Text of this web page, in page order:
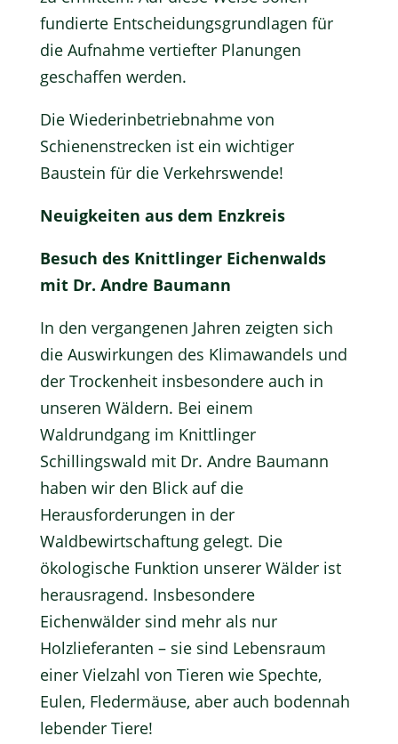
fundierte Entscheidungsgrundlagen für
die Aufnahme vertiefter Planungen
geschaffen werden.
Die Wiederinbetriebnahme von
Schienenstrecken ist ein wichtiger
Baustein für die Verkehrswende!
Neuigkeiten aus dem Enzkreis
Besuch des Knittlinger Eichenwalds
mit Dr. Andre Baumann
In den vergangenen Jahren zeigten sich
die Auswirkungen des Klimawandels und
der Trockenheit insbesondere auch in
unseren Wäldern. Bei einem
Waldrundgang im Knittlinger
Schillingswald mit Dr. Andre Baumann
haben wir den Blick auf die
Herausforderungen in der
Waldbewirtschaftung gelegt. Die
ökologische Funktion unserer Wälder ist
herausragend. Insbesondere
Eichenwälder sind mehr als nur
Holzlieferanten – sie sind Lebensraum
einer Vielzahl von Tieren wie Spechte,
Eulen, Fledermäuse, aber auch bodennah
lebender Tiere!